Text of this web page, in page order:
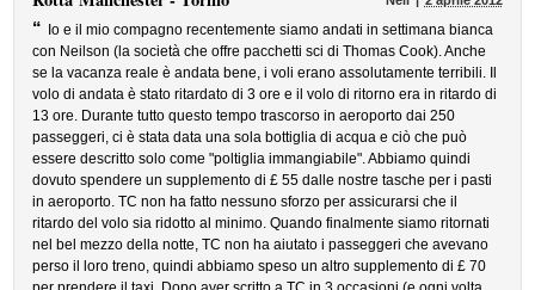
“
Io e il mio compagno recentemente siamo andati in settimana bianca
con Neilson (la società che offre pacchetti sci di Thomas Cook). Anche
se la vacanza reale è andata bene, i voli erano assolutamente terribili. Il
volo di andata è stato ritardato di 3 ore e il volo di ritorno era in ritardo di
13 ore. Durante tutto questo tempo trascorso in aeroporto dai 250
passeggeri, ci è stata data una sola bottiglia di acqua e ciò che può
essere descritto solo come "poltiglia immangiabile". Abbiamo quindi
dovuto spendere un supplemento di £ 55 dalle nostre tasche per i pasti
in aeroporto. TC non ha fatto nessuno sforzo per assicurarsi che il
ritardo del volo sia ridotto al minimo. Quando finalmente siamo ritornati
nel bel mezzo della notte, TC non ha aiutato i passeggeri che avevano
perso il loro treno, quindi abbiamo speso un altro supplemento di £ 70